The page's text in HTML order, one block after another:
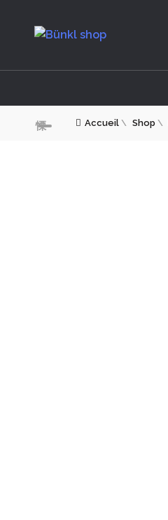
Accueil\ Shop\